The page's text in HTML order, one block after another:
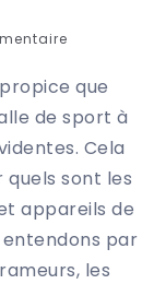
que
de sport à
Cela
sont les
appareils de
par
les